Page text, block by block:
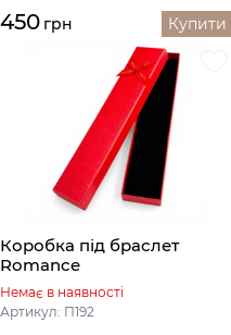
450 грн Купити
Коробка під браслет
Romance
Немає в наявності
Артикул: П192